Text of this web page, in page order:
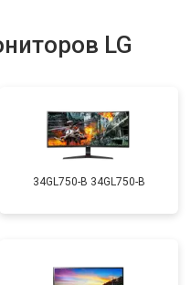
LG
34GL750-B 34GL750-B